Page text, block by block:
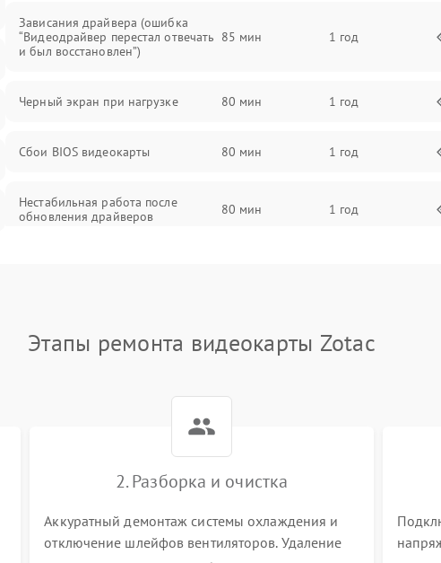
Зависания драйвера (ошибка
“Видеодрайвер перестал отвечать
и был восстановлен”)
85 мин 1 год
Черный экран при нагрузке 80 мин 1 год
Сбои BIOS видеокарты 80 мин 1 год
Нестабильная работа после
обновления драйверов
80 мин 1 год
Этапы ремонта видеокарты Zotac
2. Разборка и очистка
Аккуратный демонтаж системы охлаждения и
отключение шлейфов вентиляторов. Удаление